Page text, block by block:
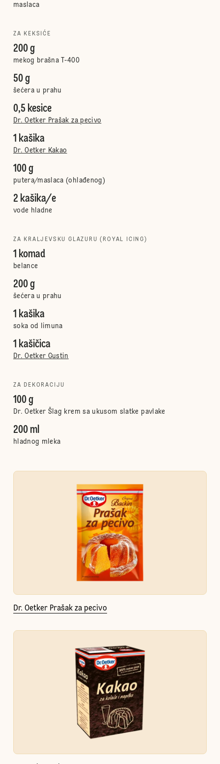
maslaca
ZA KEKSIĆE
200 g
mekog brašna T-400
50 g
šećera u prahu
0,5 kesice
Dr. Oetker Prašak za pecivo
1 kašika
Dr. Oetker Kakao
100 g
putera/maslaca (ohlađenog)
2 kašika/e
vode hladne
ZA KRALJEVSKU GLAZURU (ROYAL ICING)
1 komad
belance
200 g
šećera u prahu
1 kašika
soka od limuna
1 kašičica
Dr. Oetker Gustin
ZA DEKORACIJU
100 g
Dr. Oetker Šlag krem sa ukusom slatke pavlake
200 ml
hladnog mleka
Dr. Oetker Prašak za pecivo